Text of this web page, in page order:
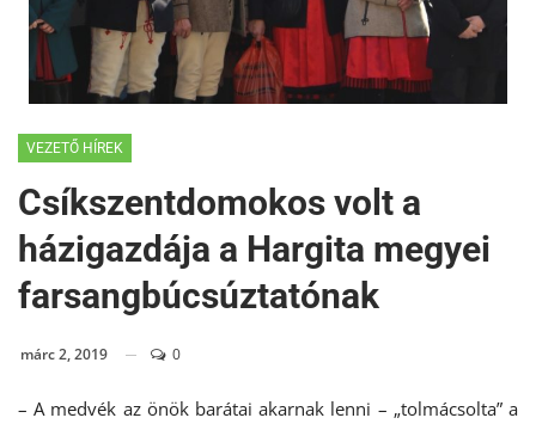
VEZETŐ HÍREK
Csíkszentdomokos volt a
házigazdája a Hargita megyei
farsangbúcsúztatónak
márc 2, 2019 0
– A medvék az önök barátai akarnak lenni – „tolmácsolta” a